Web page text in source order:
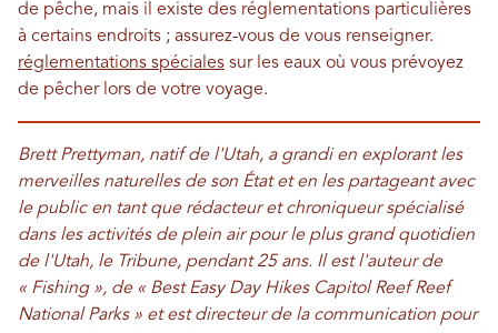
de pêche, mais il existe des réglementations particulières
à certains endroits ; assurez-vous de vous renseigner.
réglementations spéciales sur les eaux où vous prévoyez
de pêcher lors de votre voyage.
Brett Prettyman, natif de l'Utah, a grandi en explorant les
merveilles naturelles de son État et en les partageant avec
le public en tant que rédacteur et chroniqueur spécialisé
dans les activités de plein air pour le plus grand quotidien
de l'Utah, le Tribune, pendant 25 ans. Il est l'auteur de
« Fishing », de « Best Easy Day Hikes Capitol Reef Reef
National Parks » et est directeur de la communication pour